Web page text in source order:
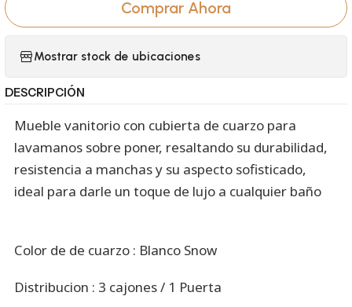
Comprar Ahora
Mostrar stock de ubicaciones
DESCRIPCIÓN
Mueble vanitorio con cubierta de cuarzo para
lavamanos sobre poner, resaltando su durabilidad,
resistencia a manchas y su aspecto sofisticado,
ideal para darle un toque de lujo a cualquier baño
Color de de cuarzo : Blanco Snow
Distribucion : 3 cajones / 1 Puerta